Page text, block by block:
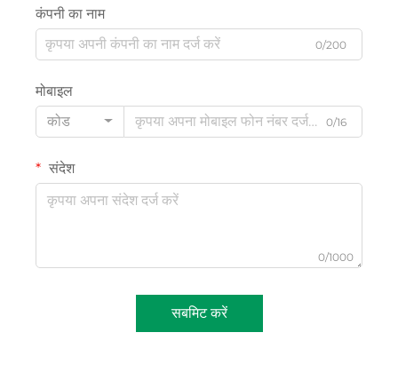
कंपनी का नाम
0/200
मोबाइल
कोड
0/16
संदेश
0/1000
सबमिट करें